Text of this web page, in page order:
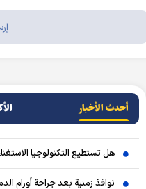
أحدث الأخبار
هل تستطيع التكنولوجيا
نوافذ زمنية بعد جراحة أورام